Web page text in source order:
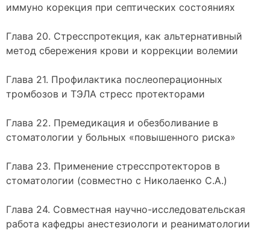
иммуно корекция при септических состояниях
Глава 20. Стресспротекция, как альтернативный
метод сбережения крови и коррекции волемии
Глава 21. Профилактика послеоперационных
тромбозов и ТЭЛА стресс протекторами
Глава 22. Премедикация и обезболивание в
стоматологии у больных «повышенного риска»
Глава 23. Применение стресспротекторов в
стоматологии (совместно с Николаенко С.А.)
Глава 24. Совместная научно-исследовательская
работа кафедры анестезиологи и реаниматологии